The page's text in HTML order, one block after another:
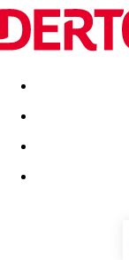
Destinatii